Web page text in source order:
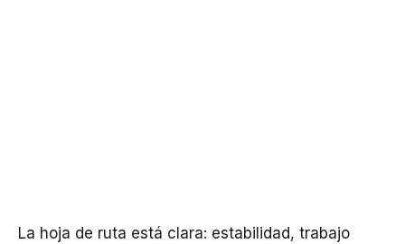
La hoja de ruta está clara: estabilidad, trabajo